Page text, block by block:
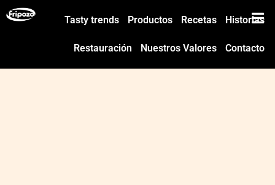
Tasty trends Productos Recetas Historias
Restauración Nuestros Valores Contacto